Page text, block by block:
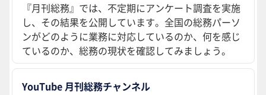
『月刊総務』では、不定期にアンケート調査を実施
し、その結果を公開しています。全国の総務パーソ
ンがどのように業務に対応しているのか、何を感じ
ているのか、総務の現状を確認してみましょう。
YouTube 月刊総務チャンネル